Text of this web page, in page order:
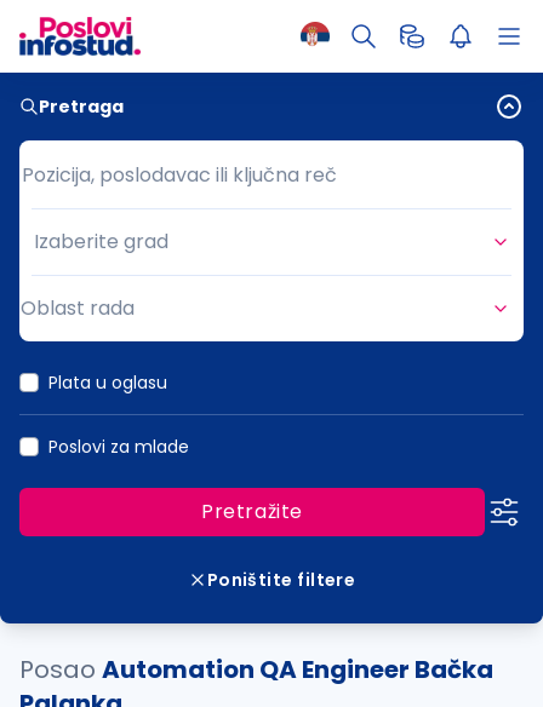
Pretraga
Pozicija, poslodavac ili ključna reč
Pozicija, poslodavac ili ključna reč
Grad
Izaberite grad
Oblast rada
Plata u oglasu
Poslovi za mlade
Pretražite
Poništite filtere
Posao Automation QA Engineer Bačka